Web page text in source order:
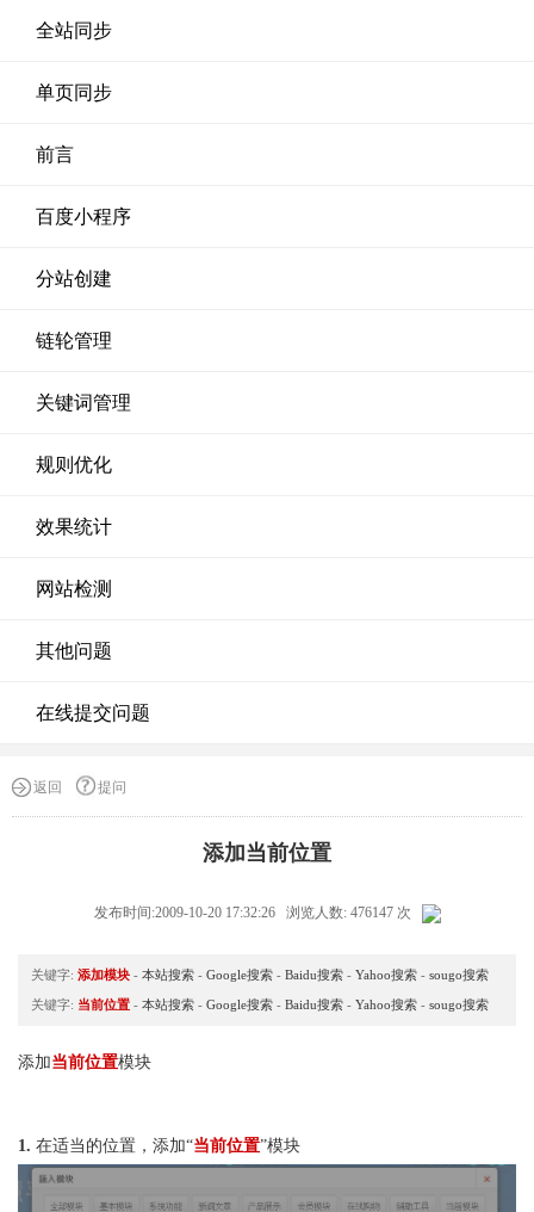
全站同步
单页同步
前言
百度小程序
分站创建
链轮管理
关键词管理
规则优化
效果统计
网站检测
其他问题
在线提交问题
返回 提问
添加当前位置
发布时间:2009-10-20 17:32:26 浏览人数: 476147 次
关键字: 添加模块 - 本站搜索 - Google搜索 - Baidu搜索 - Yahoo搜索 - sougo搜索
关键字: 当前位置 - 本站搜索 - Google搜索 - Baidu搜索 - Yahoo搜索 - sougo搜索
添加当前位置模块
1. 在适当的位置，添加“当前位置”模块